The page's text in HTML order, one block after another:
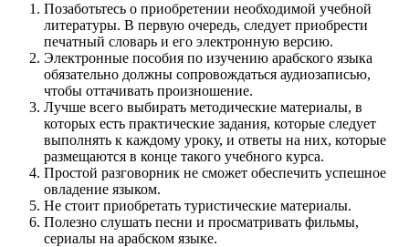
Позаботьтесь о приобретении необходимой учебной
литературы. В первую очередь, следует приобрести
печатный словарь и его электронную версию.
Электронные пособия по изучению арабского языка
обязательно должны сопровождаться аудиозаписью,
чтобы оттачивать произношение.
Лучше всего выбирать методические материалы, в
которых есть практические задания, которые следует
выполнять к каждому уроку, и ответы на них, которые
размещаются в конце такого учебного курса.
Простой разговорник не сможет обеспечить успешное
овладение языком.
Не стоит приобретать туристические материалы.
Полезно слушать песни и просматривать фильмы,
сериалы на арабском языке.